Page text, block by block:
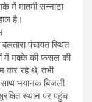
में मातमी सन्नाटा
है।
पंचायत स्थित
में मक्के की फसल की
कर रहे थे, तभी
भयानक बिजली
स्थान पर पहुंच